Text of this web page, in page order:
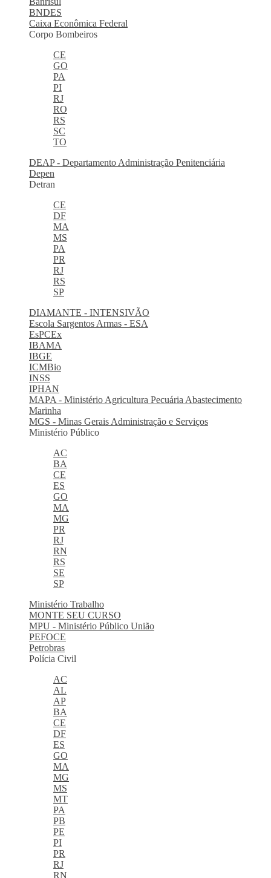
BNDES
Caixa Econômica Federal
Corpo Bombeiros
CE
GO
PA
PI
RJ
RO
RS
SC
TO
DEAP - Departamento Administração Penitenciária
Depen
Detran
CE
DF
MA
MS
PA
PR
RJ
RS
SP
DIAMANTE - INTENSIVÃO
Escola Sargentos Armas - ESA
EsPCEx
IBAMA
IBGE
ICMBio
INSS
IPHAN
MAPA - Ministério Agricultura Pecuária Abastecimento
Marinha
MGS - Minas Gerais Administração e Serviços
Ministério Público
AC
BA
CE
ES
GO
MA
MG
PR
RJ
RN
RS
SE
SP
Ministério Trabalho
MONTE SEU CURSO
MPU - Ministério Público União
PEFOCE
Petrobras
Polícia Civil
AC
AL
AP
BA
CE
DF
ES
GO
MA
MG
MS
MT
PA
PB
PE
PI
PR
RJ
RN